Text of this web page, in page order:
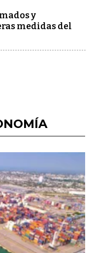
y
medidas del